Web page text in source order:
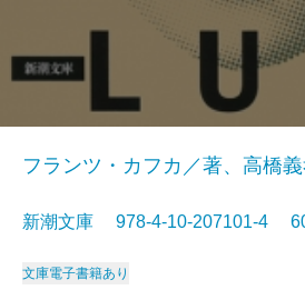
フランツ・カフカ／著、高橋
新潮文庫 978-4-10-207101-4
文庫電子書籍あり